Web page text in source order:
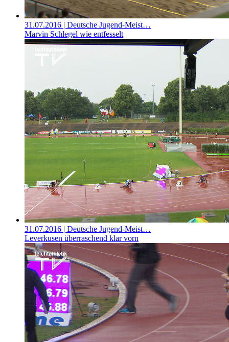
31.07.2016 | Deutsche Jugend-Meist…
Marvin Schlegel wie entfesselt
31.07.2016 | Deutsche Jugend-Meist…
Leverkusen überraschend klar vorn